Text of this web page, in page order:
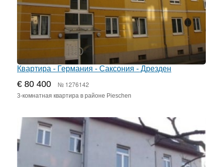
Квартира - Германия - Саксония - Дрезден
€ 80 400 № 1276142
3-комнатная квартира в районе Pieschen